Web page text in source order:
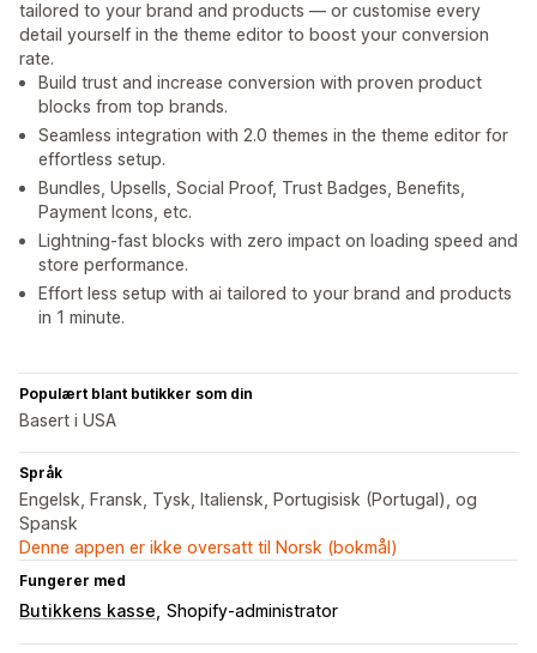
tailored to your brand and products — or customise every
detail yourself in the theme editor to boost your conversion
rate.
Build trust and increase conversion with proven product
blocks from top brands.
Seamless integration with 2.0 themes in the theme editor for
effortless setup.
Bundles, Upsells, Social Proof, Trust Badges, Benefits,
Payment Icons, etc.
Lightning-fast blocks with zero impact on loading speed and
store performance.
Effort less setup with ai tailored to your brand and products
in 1 minute.
Populært blant butikker som din
Basert i USA
Språk
Engelsk, Fransk, Tysk, Italiensk, Portugisisk (Portugal), og
Spansk
Denne appen er ikke oversatt til Norsk (bokmål)
Fungerer med
Butikkens kasse Shopify-administrator